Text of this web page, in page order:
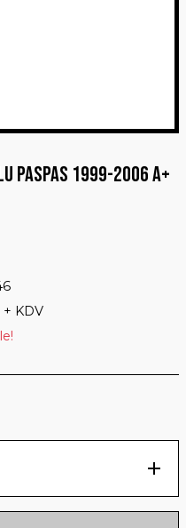
Paspas 1999-2006 A+
+ KDV